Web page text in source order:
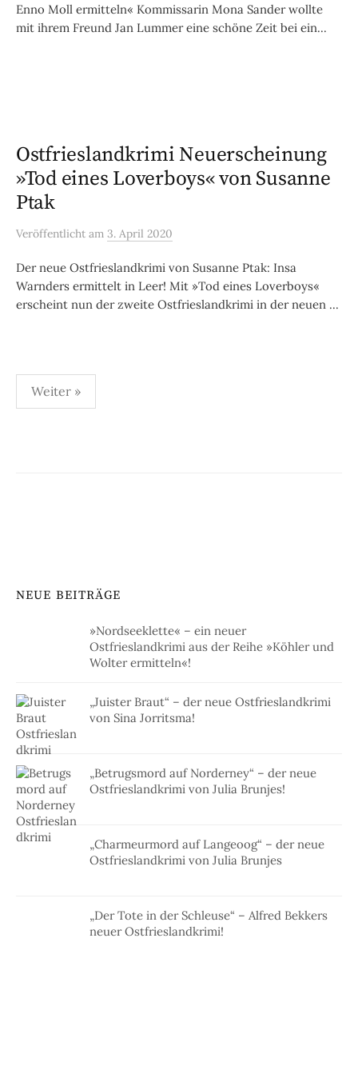
Enno Moll ermitteln« Kommissarin Mona Sander wollte
mit ihrem Freund Jan Lummer eine schöne Zeit bei ein...
Ostfrieslandkrimi Neuerscheinung
»Tod eines Loverboys« von Susanne
Ptak
Veröffentlicht am 3. April 2020
Der neue Ostfrieslandkrimi von Susanne Ptak: Insa
Warnders ermittelt in Leer! Mit »Tod eines Loverboys«
erscheint nun der zweite Ostfrieslandkrimi in der neuen ...
Seitennummerierung
der
Weiter »
NEUE BEITRÄGE
»Nordseeklette« – ein neuer
Ostfrieslandkrimi aus der Reihe »Köhler und
Wolter ermitteln«!
„Juister Braut“ – der neue Ostfrieslandkrimi
von Sina Jorritsma!
„Betrugsmord auf Norderney“ – der neue
Ostfrieslandkrimi von Julia Brunjes!
„Charmeurmord auf Langeoog“ – der neue
Ostfrieslandkrimi von Julia Brunjes
„Der Tote in der Schleuse“ – Alfred Bekkers
neuer Ostfrieslandkrimi!